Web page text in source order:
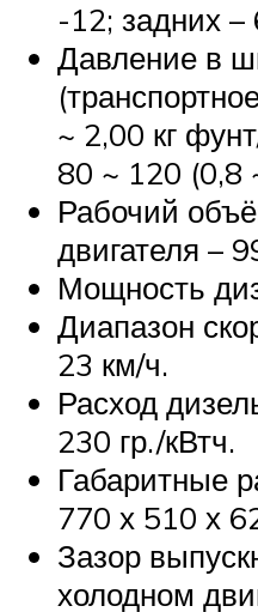
-12; задних –
Давление в
~ 2,00 кг
80 ~ 120 (0,8
Рабочий
двигателя –
Мощность
Диапазон
23 км/ч.
Расход
230 гр./кВтч.
Габаритные
770 х 510 х
Зазор
холодном